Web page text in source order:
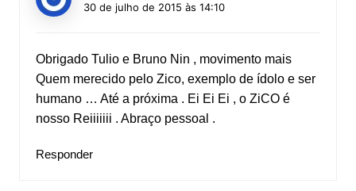
30 de julho de 2015 às 14:10
Obrigado Tulio e Bruno Nin , movimento mais
Quem merecido pelo Zico, exemplo de ídolo e ser
humano … Até a próxima . Ei Ei Ei , o ZiCO é
nosso Reiiiiiii . Abraço pessoal .
Responder